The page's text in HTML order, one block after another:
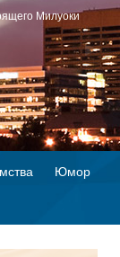
Милуоки
▶
Юмор